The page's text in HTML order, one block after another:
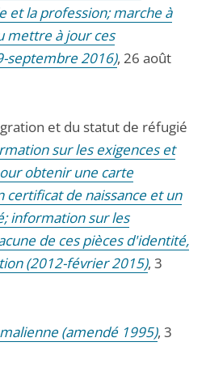
et la profession; marche à
mettre à jour ces
septembre 2016), 26 août
et du statut de réfugié
sur les exigences et
obtenir une carte
de naissance et un
information sur les
de ces pièces d'identité,
(2012-février 2015), 3
(amendé 1995), 3